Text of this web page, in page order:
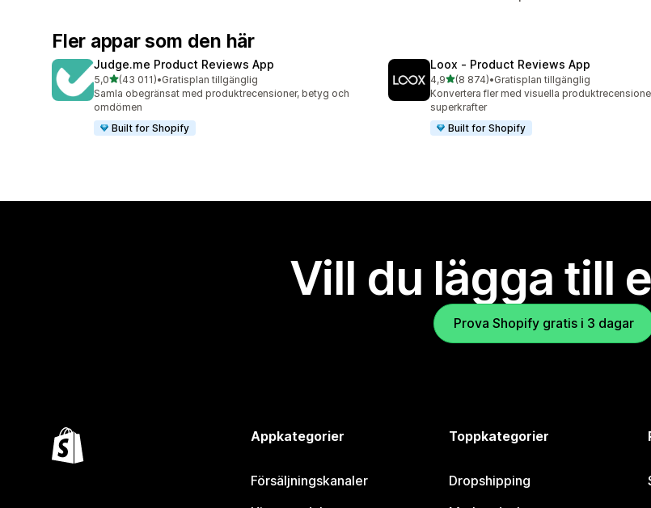
Fler appar som den här
Judge.me Product Reviews App
5,0av 5 stjärnor
(43 011)
43011 recensioner totalt
•Gratisplan tillgänglig
Samla obegränsat med produktrecensioner, betyg och
omdömen
Built for Shopify
Loox ‑ Product Reviews App
4,9av 5 stjärnor
(8 874)
8874 recensioner totalt
•Gratisplan tillgänglig
Konvertera fler med visuella
superkrafter
Built for Shopify
Vill du lägga till
Prova Shopify gratis i 3 dagar
Appkategorier
Försäljningskanaler
Toppkategorier
Dropshipping